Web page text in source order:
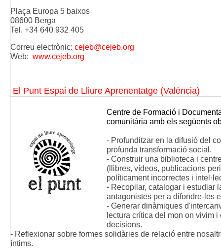
Plaça Europa 5 baixos
08600 Berga
Te l. +34 640 932 405
Correu electrònic: cejeb@cejeb.org
Web: www.cejeb.org
El Punt Espai de Lliure Aprenentatge (València)
Centre de Formació i
comunitària amb els següents
- Profunditzar en la difusió del
profunda transformació social.
- Construir una biblioteca i
(llibres, vídeos, publicacions
políticament incorrectes i
- Recopilar, catalogar i estudiar
antagonistes per a difondre-les
- Generar dinàmiques
lectura crítica del mon on vivim
decisions.
- Reflexionar sobre formes solidàries de relació entre
íntims.